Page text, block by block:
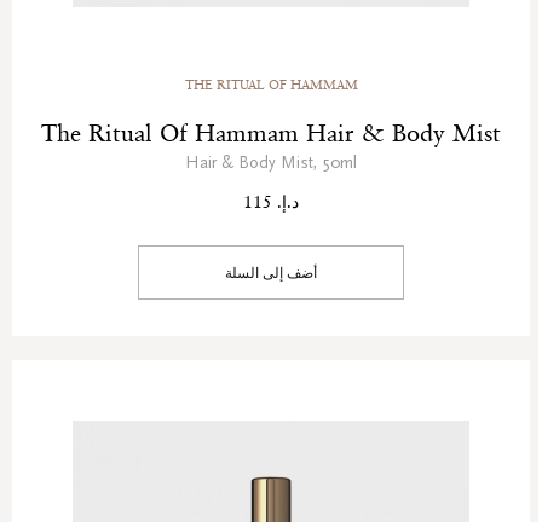
THE RITUAL OF HAMMAM
The Ritual Of Hammam Hair & Body Mist
Hair & Body Mist, 50ml
د.إ. 115
أضف إلى السلة